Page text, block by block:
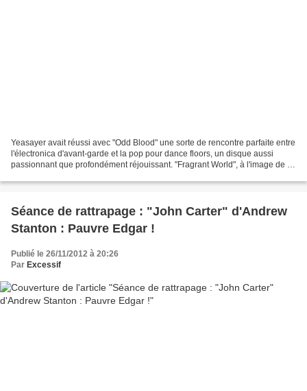
Yeasayer avait réussi avec "Odd Blood" une sorte de rencontre parfaite entre
l'électronica d'avant-garde et la pop pour dance floors, un disque aussi
passionnant que profondément réjouissant. "Fragrant World", à l'image de sa
Séance de rattrapage : "John Carter" d'Andrew
Stanton : Pauvre Edgar !
Publié le 26/11/2012 à 20:26
Par Excessif